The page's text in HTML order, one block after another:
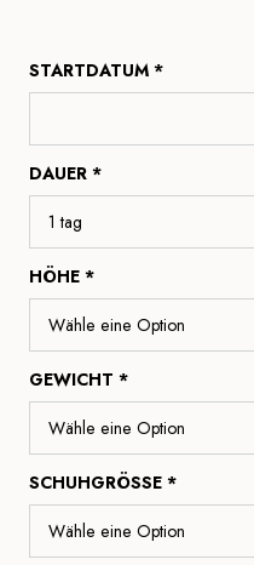
STARTDATUM *
DAUER *
HÖHE *
GEWICHT *
SCHUHGRÖSSE *